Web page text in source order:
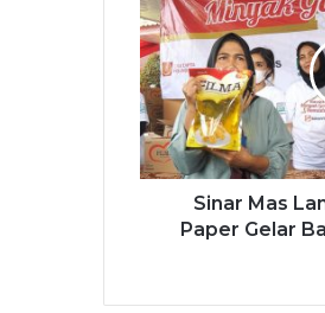
Sinar Mas
Paper Gelar